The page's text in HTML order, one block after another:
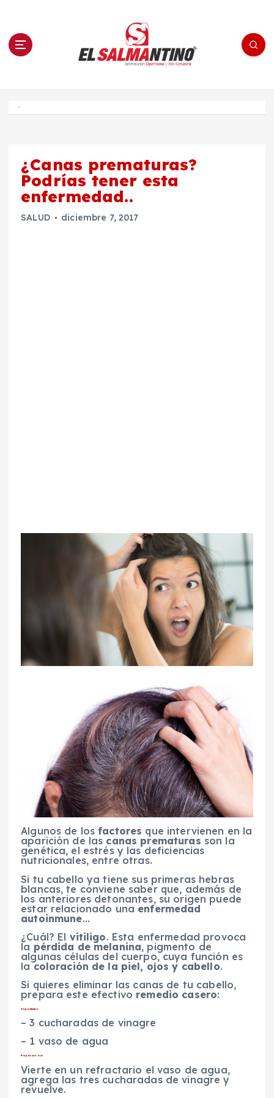
n El Salmantino - medios/noticias/editorial
¿Canas prematuras?
Podrías tener esta
enfermedad..
SALUD diciembre 7, 2017
Algunos de losfactores que intervienen en la
aparición de las canas prematuras son la
genética, el estrés y las deficiencias
nutricionales, entre otras.
Si tu cabello ya tiene sus primeras hebras
blancas, te conviene saber que, además de
los anteriores detonantes, su origen puede
estar relacionado una enfermedad
autoinmune…
¿Cuál? El vitiligo. Esta enfermedad provoca
la pérdida de melanina, pigmento de
algunas células del cuerpo, cuya función es
lacoloración de la piel, ojos y cabello.
Si quieres eliminar las canas de tu cabello,
prepara este efectivo remedio casero:
Ingredientes:
– 3 cucharadas de vinagre
– 1 vaso de agua
Prepáralo así:
Vierte en un refractario el vaso de agua,
agrega las tres cucharadas de vinagre y
revuelve.